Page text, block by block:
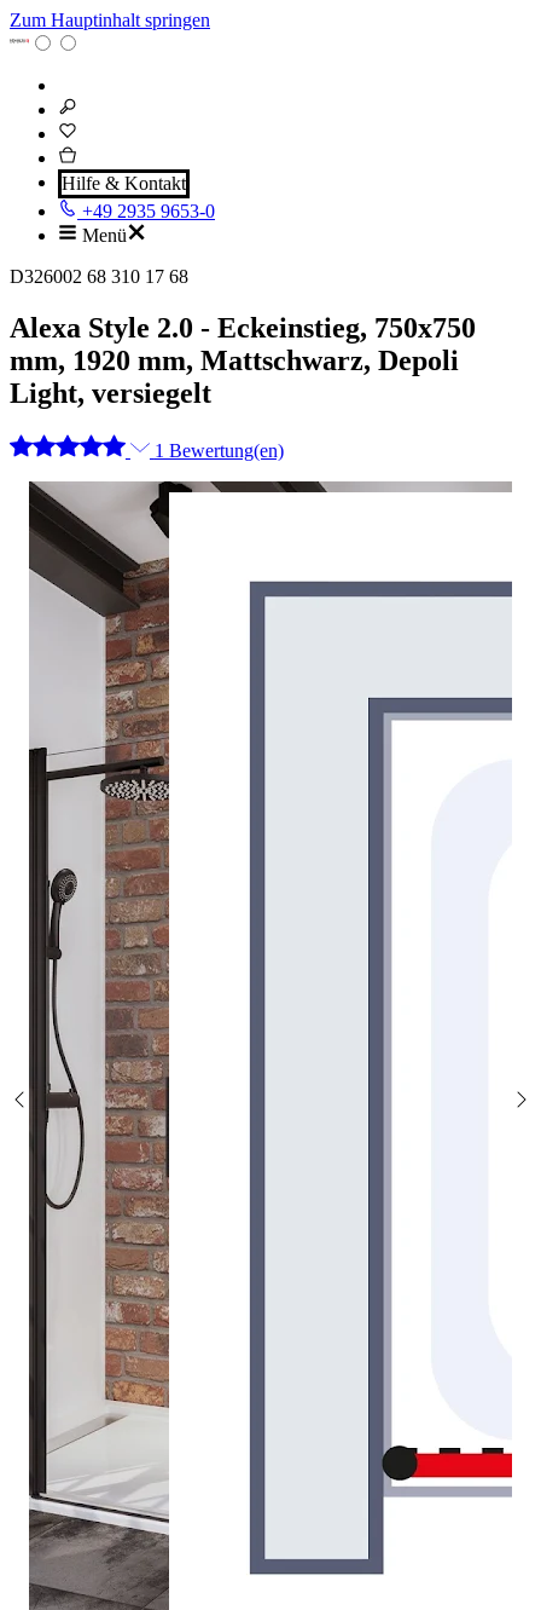
Zum Hauptinhalt springen
Hilfe & Kontakt
+49 2935 9653-0
Menü
D326002 68 310 17 68
Alexa Style 2.0 - Eckeinstieg, 750x750
mm, 1920 mm, Mattschwarz, Depoli
Light, versiegelt
1 Bewertung(en)